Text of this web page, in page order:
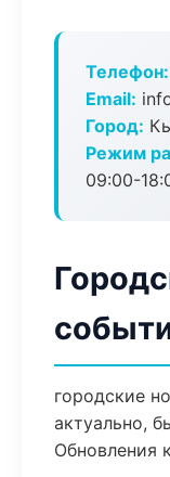
Телефон:
Email:
Город:
Режим
09:00-
городские
актуально,
Обновления